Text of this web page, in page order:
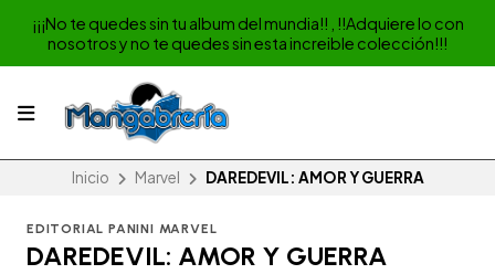
¡¡¡No te quedes sin tu album del mundia!! , !!Adquiere lo con
nosotros y no te quedes sin esta increible colección!!!
Inicio Marvel DAREDEVIL: AMOR Y GUERRA
EDITORIAL PANINI MARVEL
DAREDEVIL: AMOR Y GUERRA